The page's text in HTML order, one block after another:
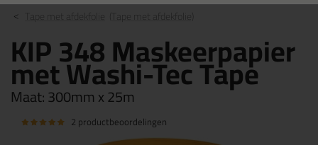
Tape met afdekfolie (Tape met afdekfolie)
KIP 348 Maskeerpapier
met Washi-Tec Tape
Maat:300mm x 25m
2 productbeoordelingen